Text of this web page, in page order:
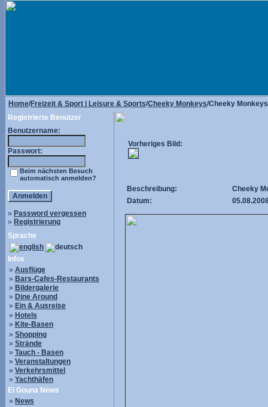
Home/Freizeit & Sport | Leisure & Sports/Cheeky Monkeys/Cheeky
Registrierte Benutzer
Benutzername:
Passwort:
Beim nächsten Besuch
automatisch anmelden?
» Password vergessen
» Registrierung
Sprache
Infos
» Ausflüge
» Bars-Cafes-Restaurants
» Bildergalerie
» Dine Around
» Ein & Ausreise
» Hotels
» Kite-Basen
» Shopping
» Strände
» Tauch - Basen
» Veranstaltungen
» Verkehrsmittel
» Yachthäfen
El Gouna News
» News
Vorheriges Bild:
Beschreibung:
Cheeky
Datum: